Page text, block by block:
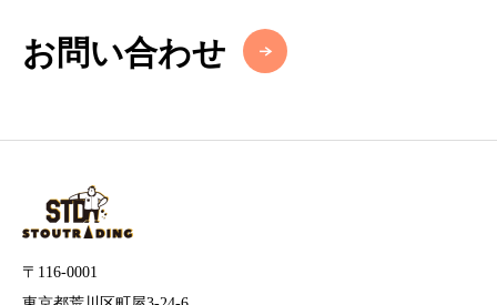
お問い合わせ
〒116-0001